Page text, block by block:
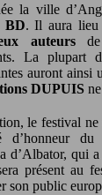
la ville
BD. Il aura lieu
auteurs
La plupart
auront ainsi
DUPUIS
le festival ne
d’honneur
d’Albator, qui
présent au
son public